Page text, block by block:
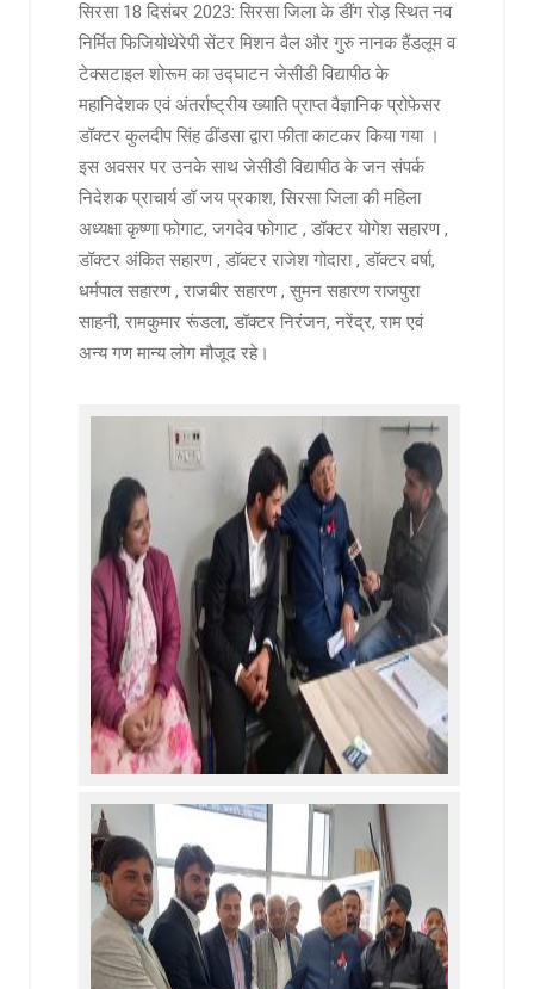
सिरसा 18 दिसंबर 2023: सिरसा जिला के डींग रोड़ स्थित नव
निर्मित फिजियोथेरेपी सेंटर मिशन वैल और गुरु नानक हैंडलूम व
टेक्सटाइल शोरूम का उद्घाटन जेसीडी विद्यापीठ के
महानिदेशक एवं अंतर्राष्ट्रीय ख्याति प्राप्त वैज्ञानिक प्रोफेसर
डॉक्टर कुलदीप सिंह ढींडसा द्वारा फीता काटकर किया गया ।
इस अवसर पर उनके साथ जेसीडी विद्यापीठ के जन संपर्क
निदेशक प्राचार्य डॉ जय प्रकाश, सिरसा जिला की महिला
अध्यक्षा कृष्णा फोगाट, जगदेव फोगाट , डॉक्टर योगेश सहारण ,
डॉक्टर अंकित सहारण , डॉक्टर राजेश गोदारा , डॉक्टर वर्षा,
धर्मपाल सहारण , राजबीर सहारण , सुमन सहारण राजपुरा
साहनी, रामकुमार रूंडला, डॉक्टर निरंजन, नरेंद्र, राम एवं
अन्य गण मान्य लोग मौजूद रहे।